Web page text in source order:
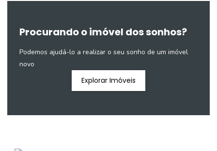
Procurando o imóvel dos sonhos?
Podemos ajudá-lo a realizar o seu sonho de um imóvel
novo
Explorar Imóveis